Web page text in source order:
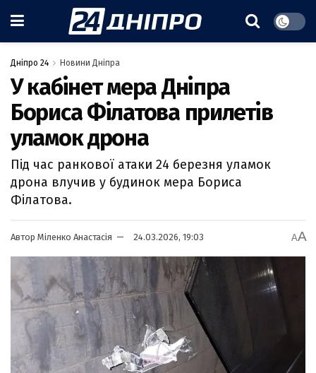
Дніпро 24 Новини Дніпра
У кабінет мера Дніпра
Бориса Філатова прилетів
уламок дрона
Під час ранкової атаки 24 березня уламок
дрона влучив у будинок мера Бориса
Філатова.
Автор Міленко Анастасія 24.03.2026, 19:03 AA